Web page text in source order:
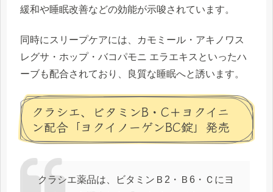
緩和や睡眠改善などの効能が示唆されています。
同時にスリープケアには、カモミール・アキノワス
レグサ・ホップ・バコパモニ エラエキスといったハ
ーブも配合されており、良質な睡眠へと誘います。
クラシエ、ビタミンB・C＋ヨクイニ
ン配合「ヨクイノーゲンBC錠」発売
クラシエ薬品は、ビタミンＢ2・Ｂ6・Ｃにヨ